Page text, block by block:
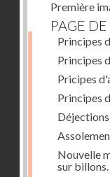
Première
PAGE DE
Principes
Principes
Pricipes
Principes
Déjections
Nouvelle
sur billons.